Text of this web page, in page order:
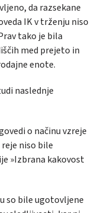
da razsekane
IK v trženju niso
tako je bila
med prejeto in
enote.
naslednje
o načinu vzreje
niso bile
»Izbrana kakovost
so bile ugotovljene